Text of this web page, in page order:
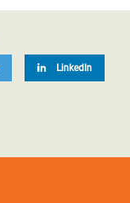
LinkedIn